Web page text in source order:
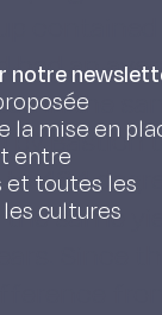
had an
in the
Bastion
434
same
Since
notre
la mise en
entre
et toutes les
cultures